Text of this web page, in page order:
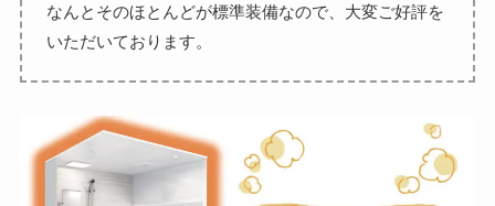
なんとそのほとんどが標準装備なので、大変ご好評を
いただいております。